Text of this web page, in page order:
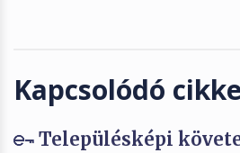
Kapcsolódó
Településképi